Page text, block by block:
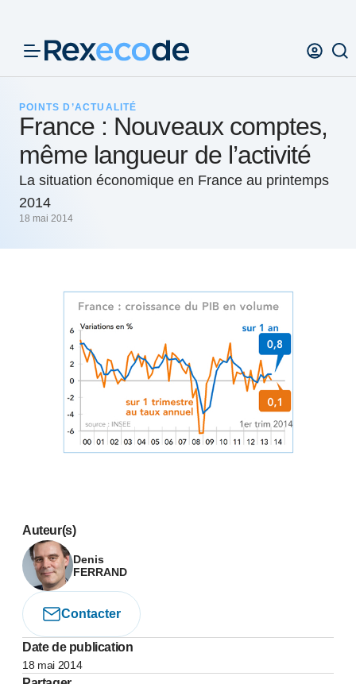
POINTS D’ACTUALITÉ
France : Nouveaux comptes,
même langueur de l’activité
La situation économique en France au printemps
2014
18 mai 2014
Auteur(s)
Denis
FERRAND
Contacter
Date de publication
18 mai 2014